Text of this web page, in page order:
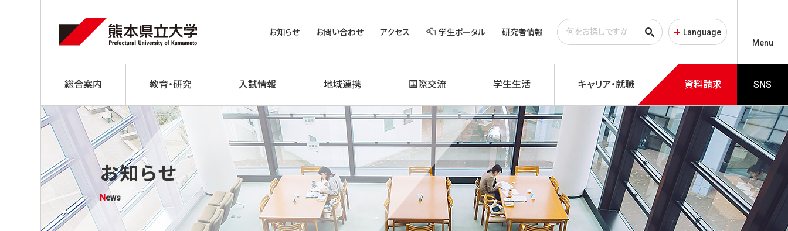
お知らせ お問い合わせ アクセス 学生ポータル 研究者情報 Language
総合案内 教育・研究 入試情報 地域連携 国際交流 学生生活 キャリア・就職 資料請求 SNS
Menu
お知らせ
News